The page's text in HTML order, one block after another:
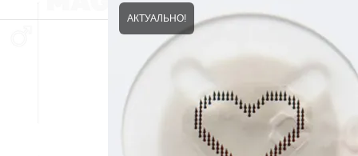
АКТУАЛЬНО!